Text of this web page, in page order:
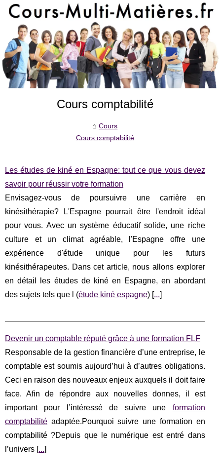
Cours comptabilité
Cours
Cours comptabilité
Les études de kiné en Espagne: tout ce que vous devez
savoir pour réussir votre formation
Envisagez-vous de poursuivre une carrière en
kinésithérapie? L'Espagne pourrait être l'endroit idéal
pour vous. Avec un système éducatif solide, une riche
culture et un climat agréable, l'Espagne offre une
expérience d'étude unique pour les futurs
kinésithérapeutes. Dans cet article, nous allons explorer
en détail les études de kiné en Espagne, en abordant
des sujets tels que l (étude kiné espagne) [...]
Devenir un comptable réputé grâce à une formation FLF
Responsable de la gestion financière d’une entreprise, le
comptable est soumis aujourd’hui à d’autres obligations.
Ceci en raison des nouveaux enjeux auxquels il doit faire
face. Afin de répondre aux nouvelles donnes, il est
important pour l’intéressé de suivre une formation
comptabilité adaptée.Pourquoi suivre une formation en
comptabilité ?Depuis que le numérique est entré dans
l’univers [...]